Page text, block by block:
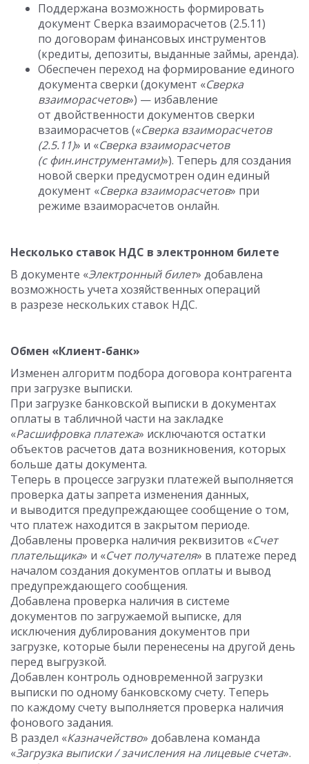
Поддержана возможность формировать
документ Сверка взаиморасчетов (2.5.11)
по договорам финансовых инструментов
(кредиты, депозиты, выданные займы, аренда).
Обеспечен переход на формирование единого
документа сверки (документ «Сверка
взаиморасчетов») — избавление
от двойственности документов сверки
взаиморасчетов («Сверка взаиморасчетов
(2.5.11)» и «Сверка взаиморасчетов
(с фин.инструментами)»). Теперь для создания
новой сверки предусмотрен один единый
документ «Сверка взаиморасчетов» при
режиме взаиморасчетов онлайн.
Несколько ставок НДС в электронном билете
В документе «Электронный билет» добавлена
возможность учета хозяйственных операций
в разрезе нескольких ставок НДС.
Обмен «Клиент-банк»
Изменен алгоритм подбора договора контрагента
при загрузке выписки.
При загрузке банковской выписки в документах
оплаты в табличной части на закладке
«Расшифровка платежа» исключаются остатки
объектов расчетов дата возникновения, которых
больше даты документа.
Теперь в процессе загрузки платежей выполняется
проверка даты запрета изменения данных,
и выводится предупреждающее сообщение о том,
что платеж находится в закрытом периоде.
Добавлены проверка наличия реквизитов «Счет
плательщика» и «Счет получателя» в платеже перед
началом создания документов оплаты и вывод
предупреждающего сообщения.
Добавлена проверка наличия в системе
документов по загружаемой выписке, для
исключения дублирования документов при
загрузке, которые были перенесены на другой день
перед выгрузкой.
Добавлен контроль одновременной загрузки
выписки по одному банковскому счету. Теперь
по каждому счету выполняется проверка наличия
фонового задания.
В раздел «Казначейство» добавлена команда
«Загрузка выписки / зачисления на лицевые счета».